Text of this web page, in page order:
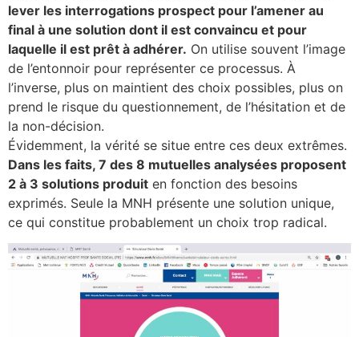
lever les interrogations prospect pour l’amener au
final à une solution dont il est convaincu et pour
laquelle il est prêt à adhérer. On utilise souvent l’image
de l’entonnoir pour représenter ce processus. À
l’inverse, plus on maintient des choix possibles, plus on
prend le risque du questionnement, de l’hésitation et de
la non-décision.
Évidemment, la vérité se situe entre ces deux extrêmes.
Dans les faits, 7 des 8 mutuelles analysées proposent
2 à 3 solutions produit en fonction des besoins
exprimés. Seule la MNH présente une solution unique,
ce qui constitue probablement un choix trop radical.